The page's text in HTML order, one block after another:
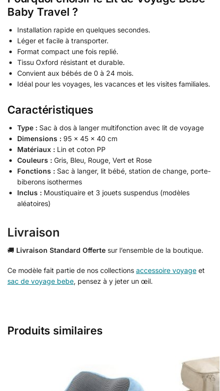
Baby Travel ?
Installation rapide en quelques secondes.
Léger et facile à transporter.
Format compact une fois replié.
Tissu Oxford résistant et durable.
Convient aux bébés de 0 à 24 mois.
Idéal pour les voyages, les vacances et les visites familiales.
Caractéristiques
Type : Sac à dos à langer multifonction avec lit de voyage
Dimensions : 95 × 45 × 40 cm
Matériaux : Lin et coton PP
Couleurs : Gris, Bleu, Rouge, Vert et Rose
Fonctions : Sac à langer, lit bébé, station de change, porte-
biberons isothermes
Inclus : Moustiquaire et 3 jouets suspendus (modèles
aléatoires)
Livraison
🚚 Livraison Standard Offerte sur l’ensemble de la boutique.
Ce modèle fait partie de nos collections accessoire voyage et
sac de voyage bebe, pensez à y jeter un œil.
Produits similaires